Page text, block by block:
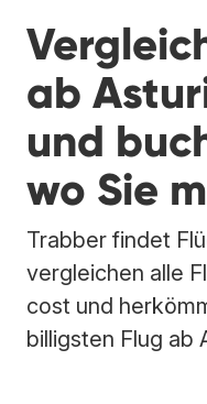
ab
und
wo Sie
Trabber findet
vergleichen alle
cost und
billigsten Flug ab